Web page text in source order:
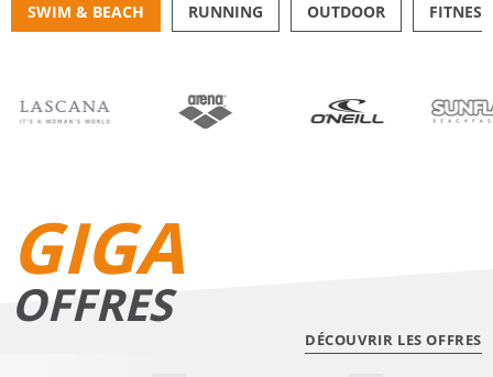
SWIM & BEACH RUNNING OUTDOOR FITNESS
GIGA
OFFRES
DÉCOUVRIR LES OFFRES